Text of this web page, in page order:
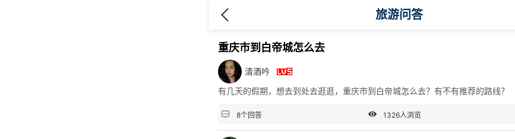
旅游问答
重庆市到白帝城怎么去
清酒吟 
有几天的假期，想去到处去逛逛，重庆市到白帝城怎么去？有不有推荐的路线？
 8个回答  1326人浏览